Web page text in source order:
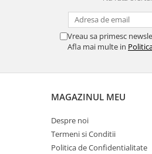
Vreau sa primesc
Afla mai multe in
MAGAZINUL MEU
Despre noi
Termeni si Conditii
Politica de Confidentialitate